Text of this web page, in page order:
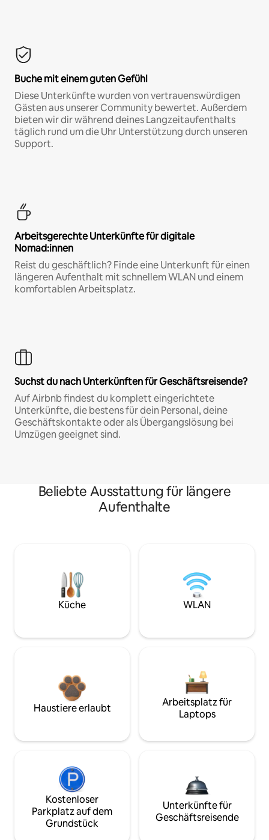
Buche mit einem guten Gefühl
Diese Unterkünfte wurden von vertrauenswürdigen
Gästen aus unserer Community bewertet. Außerdem
bieten wir dir während deines Langzeitaufenthalts
täglich rund um die Uhr Unterstützung durch unseren
Support.
Arbeitsgerechte Unterkünfte für digitale
Nomad:innen
Reist du geschäftlich? Finde eine Unterkunft für einen
längeren Aufenthalt mit schnellem WLAN und einem
komfortablen Arbeitsplatz.
Suchst du nach Unterkünften für Geschäftsreisende?
Auf Airbnb findest du komplett eingerichtete
Unterkünfte, die bestens für dein Personal, deine
Geschäftskontakte oder als Übergangslösung bei
Umzügen geeignet sind.
Beliebte Ausstattung für längere
Aufenthalte
Küche WLAN
Haustiere erlaubt
Arbeitsplatz für
Laptops
Kostenloser
Parkplatz auf dem
Grundstück
Unterkünfte für
Geschäftsreisende